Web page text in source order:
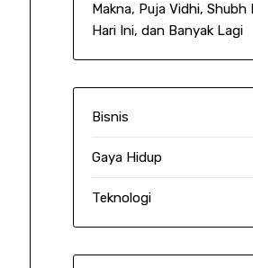
Makna, Puja Vidhi, Shubh
Hari Ini, dan Banyak Lagi
Bisnis
Gaya Hidup
Teknologi